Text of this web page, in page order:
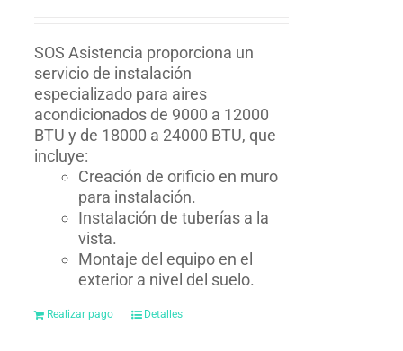
SOS Asistencia proporciona un
servicio de instalación
especializado para aires
acondicionados de 9000 a 12000
BTU y de 18000 a 24000 BTU, que
incluye:
Creación de orificio en muro
para instalación.
Instalación de tuberías a la
vista.
Montaje del equipo en el
exterior a nivel del suelo.
Realizar pago Detalles